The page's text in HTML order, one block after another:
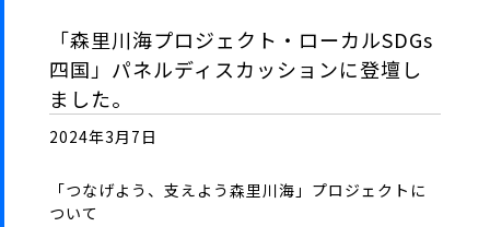
「森里川海プロジェクト・ローカルSDGs
四国」パネルディスカッションに登壇し
ました。
2024年3月7日
「つなげよう、支えよう森里川海」プロジェクトに
ついて